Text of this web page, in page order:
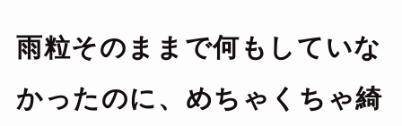
雨粒そのままで何もしていな
かったのに、めちゃくちゃ綺